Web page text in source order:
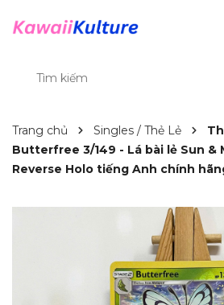
Trang chủ Singles / Thẻ Lẻ
Butterfree 3/149 - Lá bài lẻ Sun &
Reverse Holo tiếng Anh chính